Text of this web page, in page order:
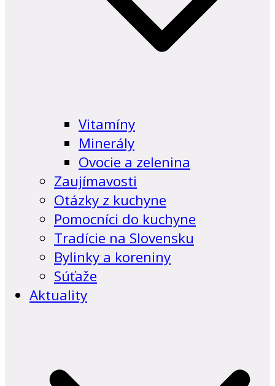
Vitamíny
Minerály
Ovocie a zelenina
Zaujímavosti
Otázky z kuchyne
Pomocníci do kuchyne
Tradície na Slovensku
Bylinky a koreniny
Súťaže
Aktuality